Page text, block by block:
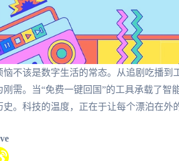
恼不该是数字生活的常态。从追剧吃播到
刚需。当“免费一键回国”的工具承载了
。科技的温度，正在于让每个漂泊在外